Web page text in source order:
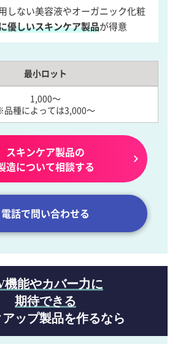
しない美容液やオーガニック化粧
優しいスキンケア製品が得意
最小ロット
1,000～
種によっては3,000～
スキンケア製品の
造について相談する
電話で問い合わせる
機能やカバー力に
期待できる
アップ製品を作るなら